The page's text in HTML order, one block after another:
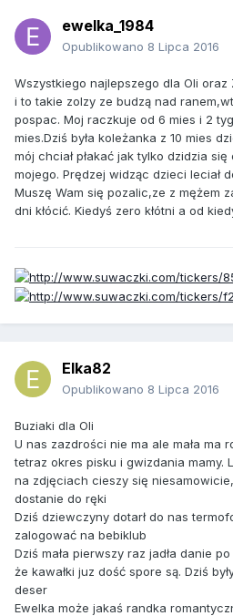
ewelka_1984
Opublikowano 8 Lipca 2016
Wszystkiego najlepszego dla Oli oraz
i to takie zolzy ze budzą nad
pospac. Moj raczkuje od 6 mies i 2
mies.Dziś była koleżanka z 10 mies
mój chciał płakać jak tylko dzidzia się
mojego. Prędzej widząc dzieci leciał
Muszę Wam się pozalic,ze z mężem
dni kłócić. Kiedyś zero kłótni a od
Elka82
Opublikowano 8 Lipca 2016
Buziaki dla Oli
U nas zazdrości nie ma ale mała ma
tetraz okres pisku i gwizdania mamy.
na zdjęciach cieszy się
dostanie do ręki
Dziś dziewczyny dotarł do nas
zalogować na bebiklub
Dziś mała pierwszy raz jadła danie
że kawałki juz dość spore są. Dziś
deser
Ewelka może jakaś randka